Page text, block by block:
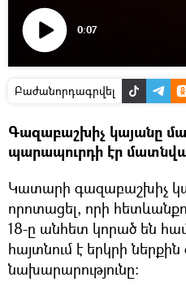
0:07
Բաժանորդագրվել
Գազաբաշխիչ կայանը
պարապուրդի էր
Կատարի գազաբաշխիչ
որոտացել, որի
18-ը անհետ կորած են
հայտնում է երկրի ներքին
նախարարությունը։